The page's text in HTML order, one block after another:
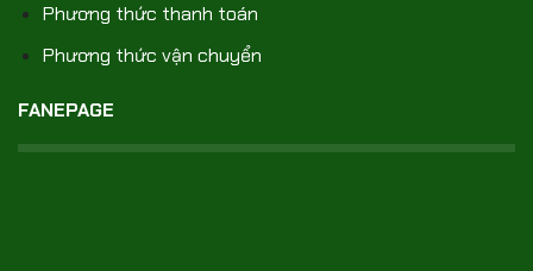
Phương thức thanh toán
Phương thức vận chuyển
FANEPAGE